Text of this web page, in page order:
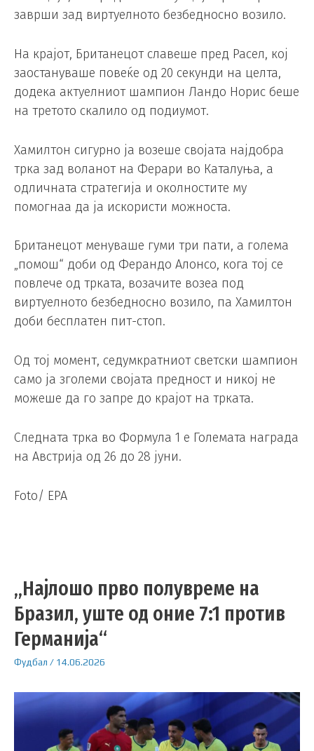
заврши зад виртуелното безбедносно возило.
На крајот, Британецот славеше пред Расел, кој
заостануваше повеќе од 20 секунди на целта,
додека актуелниот шампион Ландо Норис беше
на третото скалило од подиумот.
Хамилтон сигурно ја возеше својата најдобра
трка зад воланот на Ферари во Каталуња, а
одличната стратегија и околностите му
помогнаа да ја искористи можноста.
Британецот менуваше гуми три пати, а голема
„помош“ доби од Ферандо Алонсо, кога тој се
повлече од трката, возачите возеа под
виртуелното безбедносно возило, па Хамилтон
доби бесплатен пит-стоп.
Од тој момент, седумкратниот светски шампион
само ја зголеми својата предност и никој не
можеше да го запре до крајот на трката.
Следната трка во Формула 1 е Големата награда
на Австрија од 26 до 28 јуни.
Foto/ EPA
„Најлошо прво полувреме на
Бразил, уште од оние 7:1 против
Германија“
Фудбал / 14.06.2026